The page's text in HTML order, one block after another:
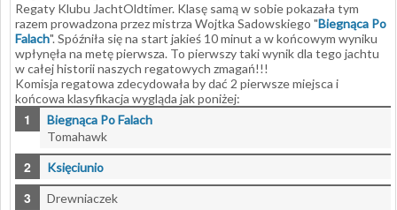
Regaty Klubu JachtOldtimer. Klasę samą w sobie pokazała tym
razem prowadzona przez mistrza Wojtka Sadowskiego "Biegnąca Po
Falach". Spóźniła się na start jakieś 10 minut a w końcowym wyniku
wpłynęła na metę pierwsza. To pierwszy taki wynik dla tego jachtu
w całej historii naszych regatowych zmagań!!!
Komisja regatowa zdecydowała by dać 2 pierwsze miejsca i
końcowa klasyfikacja wygląda jak poniżej:
Biegnąca Po Falach
Tomahawk
Księciunio
Drewniaczek